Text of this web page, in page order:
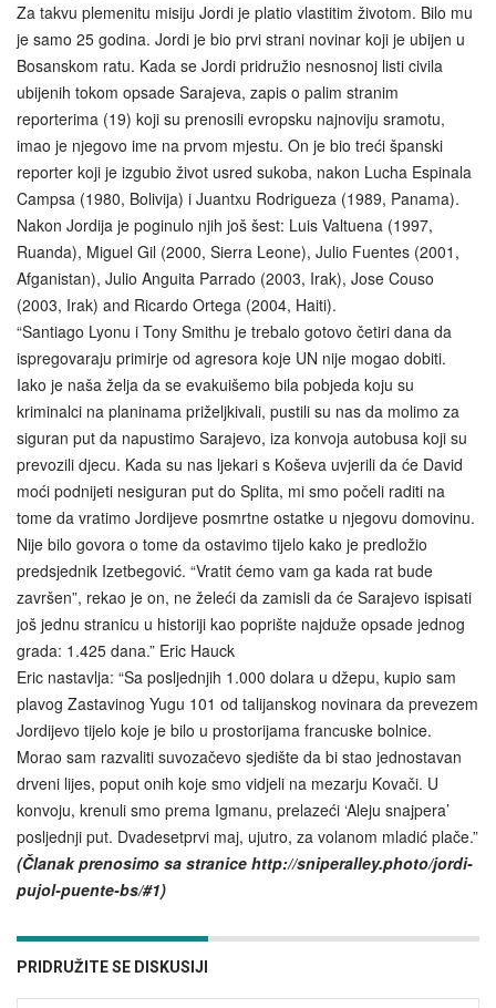
Za takvu plemenitu misiju Jordi je platio vlastitim životom. Bilo mu
je samo 25 godina. Jordi je bio prvi strani novinar koji je ubijen u
Bosanskom ratu. Kada se Jordi pridružio nesnosnoj listi civila
ubijenih tokom opsade Sarajeva, zapis o palim stranim
reporterima (19) koji su prenosili evropsku najnoviju sramotu,
imao je njegovo ime na prvom mjestu. On je bio treći španski
reporter koji je izgubio život usred sukoba, nakon Lucha Espinala
Campsa (1980, Bolivija) i Juantxu Rodrigueza (1989, Panama).
Nakon Jordija je poginulo njih još šest: Luis Valtuena (1997,
Ruanda), Miguel Gil (2000, Sierra Leone), Julio Fuentes (2001,
Afganistan), Julio Anguita Parrado (2003, Irak), Jose Couso
(2003, Irak) and Ricardo Ortega (2004, Haiti).
“Santiago Lyonu i Tony Smithu je trebalo gotovo četiri dana da
ispregovaraju primirje od agresora koje UN nije mogao dobiti.
Iako je naša želja da se evakuišemo bila pobjeda koju su
kriminalci na planinama priželjkivali, pustili su nas da molimo za
siguran put da napustimo Sarajevo, iza konvoja autobusa koji su
prevozili djecu. Kada su nas ljekari s Koševa uvjerili da će David
moći podnijeti nesiguran put do Splita, mi smo počeli raditi na
tome da vratimo Jordijeve posmrtne ostatke u njegovu domovinu.
Nije bilo govora o tome da ostavimo tijelo kako je predložio
predsjednik Izetbegović. “Vratit ćemo vam ga kada rat bude
završen”, rekao je on, ne želeći da zamisli da će Sarajevo ispisati
još jednu stranicu u historiji kao poprište najduže opsade jednog
grada: 1.425 dana.” Eric Hauck
Eric nastavlja: “Sa posljednjih 1.000 dolara u džepu, kupio sam
plavog Zastavinog Yugu 101 od talijanskog novinara da prevezem
Jordijevo tijelo koje je bilo u prostorijama francuske bolnice.
Morao sam razvaliti suvozačevo sjedište da bi stao jednostavan
drveni lijes, poput onih koje smo vidjeli na mezarju Kovači. U
konvoju, krenuli smo prema Igmanu, prelazeći ‘Aleju snajpera’
posljednji put. Dvadesetprvi maj, ujutro, za volanom mladić plače.”
(Članak prenosimo sa stranice http://sniperalley.photo/jordi-
pujol-puente-bs/#1)
PRIDRUŽITE SE DISKUSIJI